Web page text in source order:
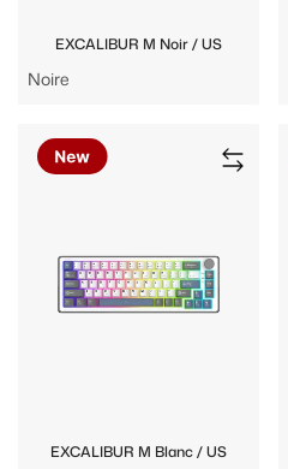
EXCALIBUR M Noir / US
Noire
EXCALIBUR M Blanc / US